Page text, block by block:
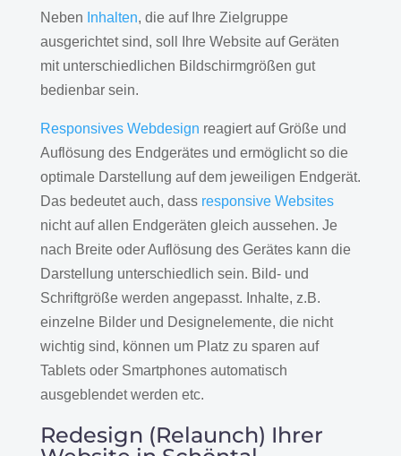
Neben Inhalten, die auf Ihre Zielgruppe
ausgerichtet sind, soll Ihre Website auf Geräten
mit unterschiedlichen Bildschirmgrößen gut
bedienbar sein.
Responsives Webdesign reagiert auf Größe und
Auflösung des Endgerätes und ermöglicht so die
optimale Darstellung auf dem jeweiligen Endgerät.
Das bedeutet auch, dass responsive Websites
nicht auf allen Endgeräten gleich aussehen. Je
nach Breite oder Auflösung des Gerätes kann die
Darstellung unterschiedlich sein. Bild- und
Schriftgröße werden angepasst. Inhalte, z.B.
einzelne Bilder und Designelemente, die nicht
wichtig sind, können um Platz zu sparen auf
Tablets oder Smartphones automatisch
ausgeblendet werden etc.
Redesign (Relaunch) Ihrer